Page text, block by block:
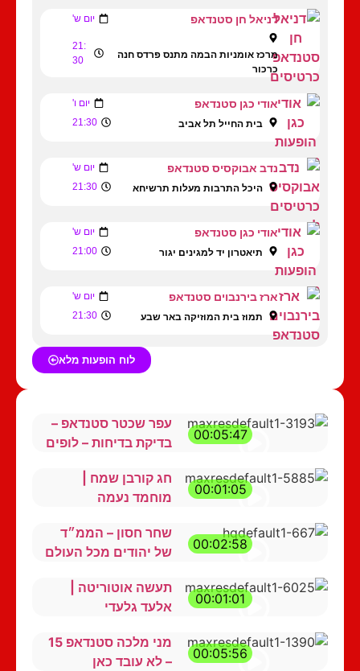
דניאל חן סטנדאפ יום ש'
מרכז אומניות הבמה מתנס פרדס חנה
כרכור
21:
30
אודי כגן סטנדאפ יום ו'
בית החייל תל אביב 21:30
נדב אבוקסיס סטנדאפ יום ש'
היכל התרבות מעלות תרשיחא 21:30
אודי כגן סטנדאפ יום ש'
תיאטרון יד למגינים יגור 21:00
ארז בירנבוים סטנדאפ יום ש'
תמוז בית המוזיקה באר שבע 21:30
לוח הופעות מלא
00:05:47
עפר שכטר סטנדאפ –
בדיקת בדיחות – לופים
00:01:05
חג קורבן שמח |
מוחמד נעמה
00:02:58
שחר חסון – הממ״ד
של יהודים מכל העולם
00:01:01
תעשה אוטוריטה |
אלעד גלעדי
00:05:56
מני מלכה סטנדאפ 15
– לא עובד כאן